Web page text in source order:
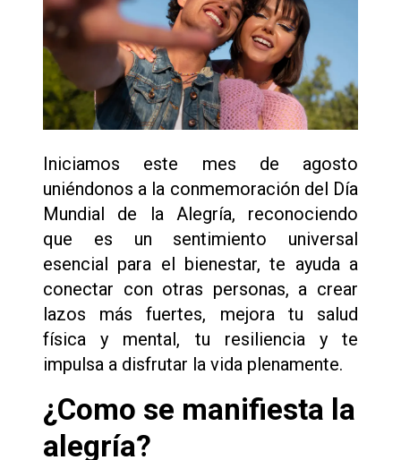
Iniciamos este mes de agosto
uniéndonos a la conmemoración del Día
Mundial de la Alegría, reconociendo
que es un sentimiento universal
esencial para el bienestar, te ayuda a
conectar con otras personas, a crear
lazos más fuertes, mejora tu salud
física y mental, tu resiliencia y te
impulsa a disfrutar la vida plenamente.
¿Como se manifiesta la
alegría?